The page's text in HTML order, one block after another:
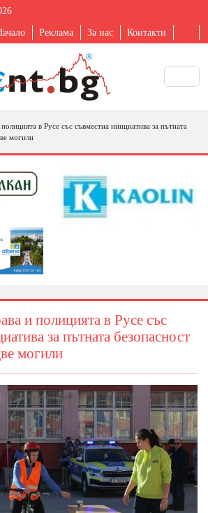
Реклама За нас Контакти
в Русе със съвместна инициатива за пътната
могили
и полицията в Русе със
за пътната безопасност
могили